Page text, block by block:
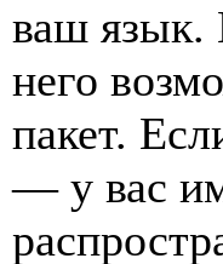
ваш язык.
него
пакет.
— у вас